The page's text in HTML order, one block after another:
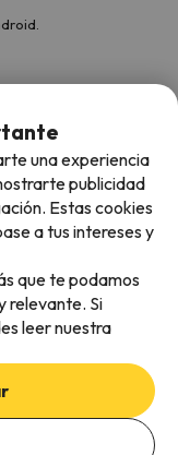
una experiencia
publicidad
Estas cookies
a tus intereses y
que te podamos
relevante. Si
leer nuestra